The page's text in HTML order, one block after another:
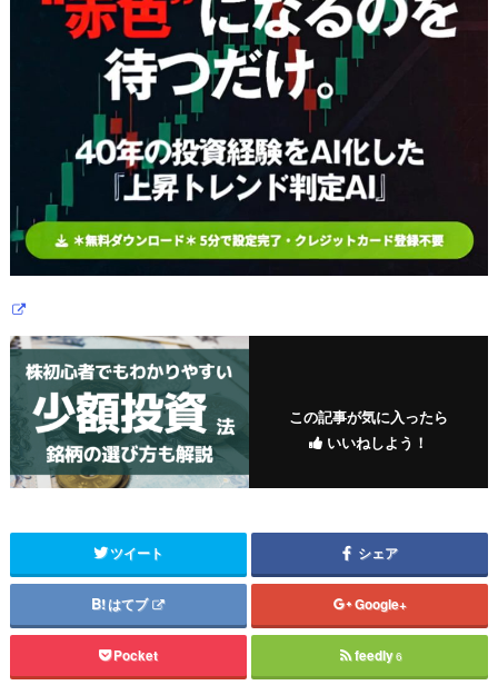
この記事が気に入ったら
いいねしよう！
ツイート シェア
はてブ Google+
Pocket feedly6